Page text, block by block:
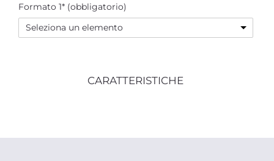
Formato 1* (obbligatorio)
Seleziona un elemento
CARATTERISTICHE